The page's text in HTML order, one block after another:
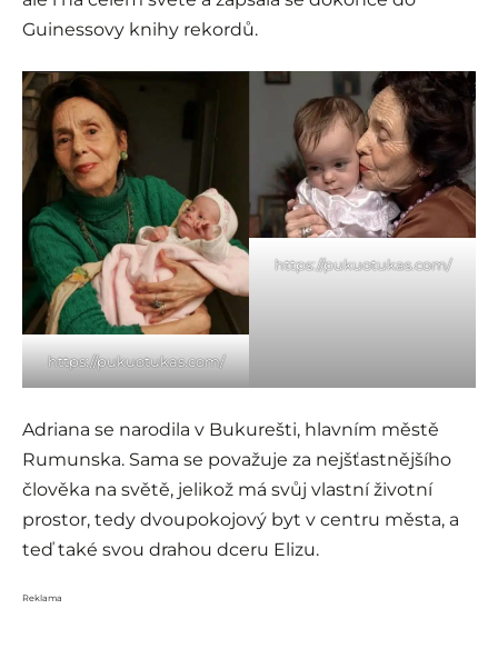
Guinessovy knihy rekordů.
https://pukuotukas.com/
https://pukuotukas.com/
Adriana se narodila v Bukurešti, hlavním městě
Rumunska. Sama se považuje za nejšťastnějšího
člověka na světě, jelikož má svůj vlastní životní
prostor, tedy dvoupokojový byt v centru města, a
teď také svou drahou dceru Elizu.
Reklama